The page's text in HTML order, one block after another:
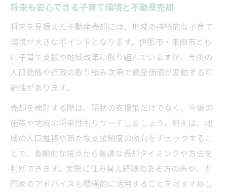
将来も安心できる子育て環境と不動産売却
将来を見据えた不動産売却には、地域の持続的な子育て
環境が大きなポイントとなります。伊那市・東御市とも
に子育て支援や地域改革に取り組んでいますが、今後の
人口動態や行政の取り組み次第で資産価値が変動する可
能性があります。
売却を検討する際は、現状の支援策だけでなく、今後の
施策や地域の将来性もリサーチしましょう。例えば、地
域の人口推移や新たな支援制度の動向をチェックするこ
とで、長期的な視点から最適な売却タイミングや方法を
判断できます。実際に住み替え経験のある方の声や、専
門家のアドバイスも積極的に活用することをおすすめし